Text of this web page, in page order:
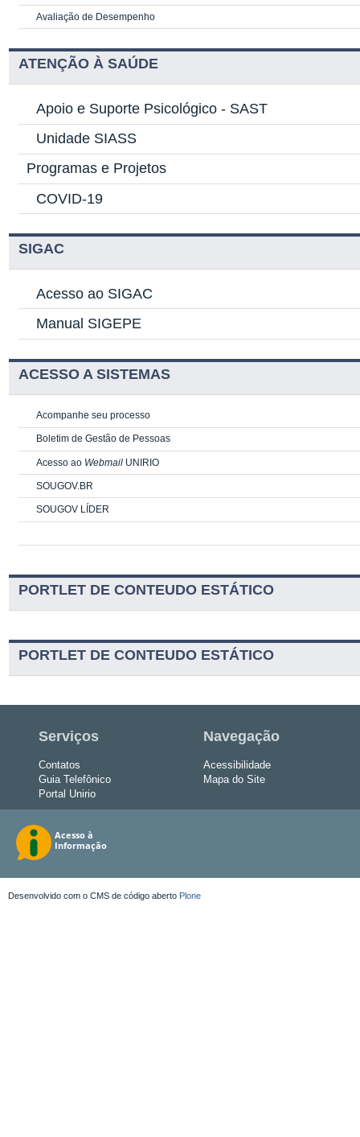
Avaliação de Desempenho
ATENÇÃO À SAÚDE
Apoio e Suporte Psicológico - SAST
Unidade SIASS
Programas e Projetos
COVID-19
SIGAC
Acesso ao SIGAC
Manual SIGEPE
ACESSO A SISTEMAS
Acompanhe seu processo
Boletim de Gestão de Pessoas
Acesso ao Webmail UNIRIO
SOUGOV.BR
SOUGOV LÍDER
PORTLET DE CONTEUDO ESTÁTICO
PORTLET DE CONTEUDO ESTÁTICO
Serviços
Contatos
Guia Telefônico
Portal Unirio
Navegação
Acessibilidade
Mapa do Site
Desenvolvido com o CMS de código aberto Plone